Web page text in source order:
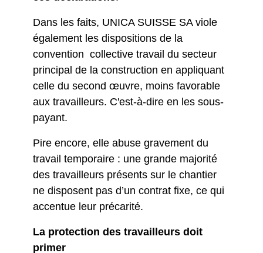
Dans les faits, UNICA SUISSE SA viole
également les dispositions de la
convention collective travail du secteur
principal de la construction en appliquant
celle du second œuvre, moins favorable
aux travailleurs. C'est-à-dire en les sous-
payant.
Pire encore, elle abuse gravement du
travail temporaire : une grande majorité
des travailleurs présents sur le chantier
ne disposent pas d’un contrat fixe, ce qui
accentue leur précarité.
La protection des travailleurs doit
primer